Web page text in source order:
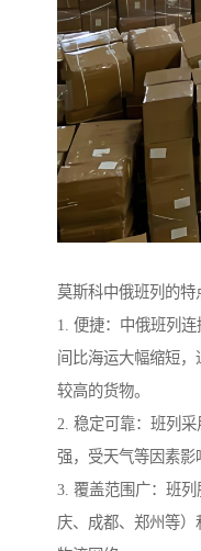
莫斯科中俄班列的特
1. 便捷：中俄班列
间比海运大幅缩短，
较高的货物。
2. 稳定可靠：班列
强，受天气等因素影
3. 覆盖范围广：班
庆、成都、郑州等